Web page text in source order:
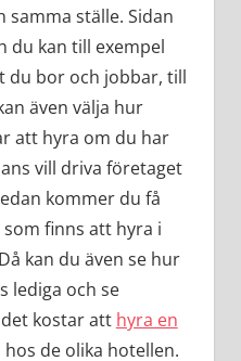
samma ställe. Sidan
du kan till exempel
du bor och jobbar, till
även välja hur
att hyra om du har
vill driva företaget
kommer du få
finns att hyra i
kan du även se hur
lediga och se
kostar att hyra en
de olika hotellen.